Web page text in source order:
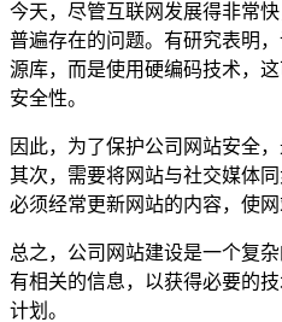
今天，尽管互联网发展得非常
普遍存在的问题。有研究表明
源库，而是使用硬编码技术，
安全性。
因此，为了保护公司网站安全
其次，需要将网站与社交媒体
必须经常更新网站的内容，使网
总之，公司网站建设是一个复
有相关的信息，以获得必要的
计划。